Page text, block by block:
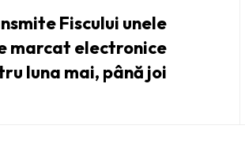
Fiscului unele
marcat electronice
luna mai, până joi